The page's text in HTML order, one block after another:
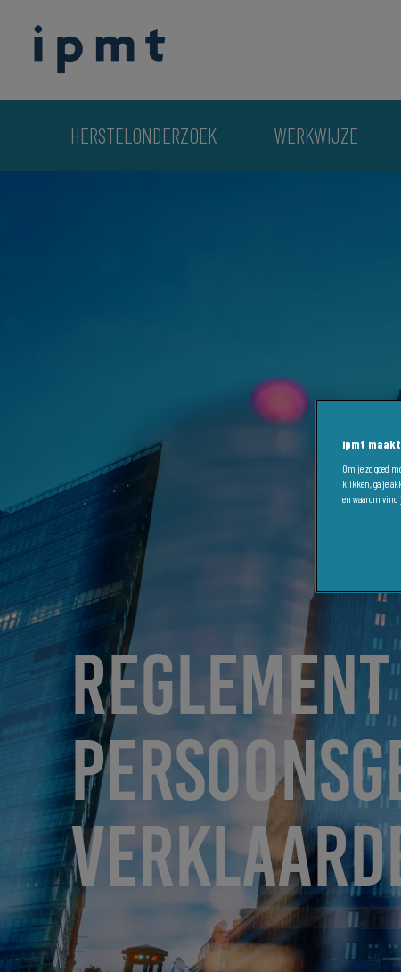
HERSTELONDERZOEK WERKWIJZE
ipmt
Om je zo goed
klikken, ga je
en waarom vind